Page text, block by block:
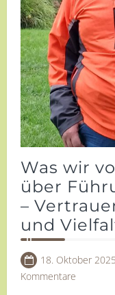
Was wir
über
–
und
18. Oktober 2025
Kommentare